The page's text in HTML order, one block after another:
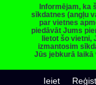
Informējam, ka
sīkdatnes (angļu
par vietnes
piedāvāt Jums
lietot šo vietni,
izmantosim
Jūs jebkurā laikā
Ieiet